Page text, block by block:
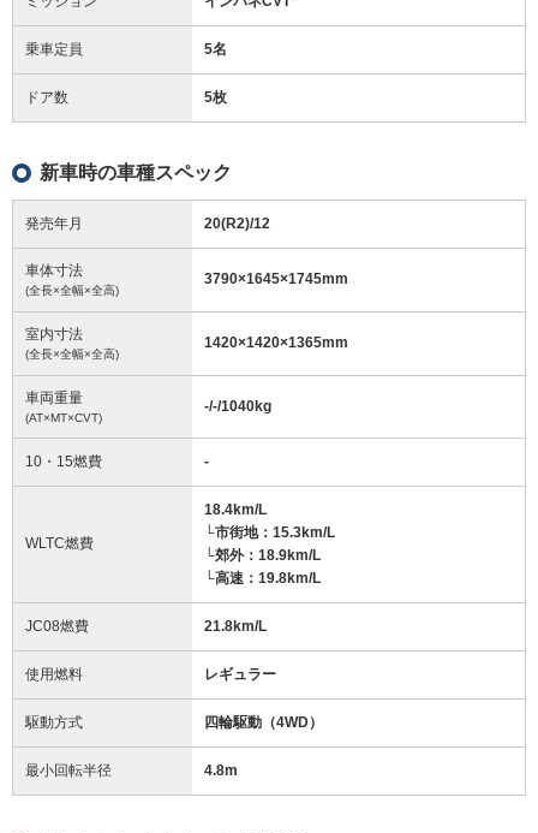
乗車定員 5名
ドア数 5枚
新車時の車種スペック
発売年月 20(R2)/12
車体寸法
(全長×全幅×全高)
3790×1645×1745mm
室内寸法
(全長×全幅×全高)
1420×1420×1365mm
車両重量
(AT×MT×CVT)
-/-/1040kg
10・15燃費 -
WLTC燃費
18.4km/L
└市街地：15.3km/L
└郊外：18.9km/L
└高速：19.8km/L
JC08燃費 21.8km/L
使用燃料 レギュラー
駆動方式 四輪駆動（4WD）
最小回転半径 4.8m